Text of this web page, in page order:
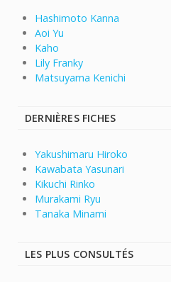
Hashimoto Kanna
Aoi Yu
Kaho
Lily Franky
Matsuyama Kenichi
DERNIÈRES FICHES
Yakushimaru Hiroko
Kawabata Yasunari
Kikuchi Rinko
Murakami Ryu
Tanaka Minami
LES PLUS CONSULTÉS